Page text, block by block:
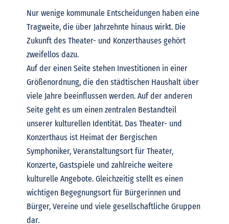
Nur wenige kommunale Entscheidungen haben eine
Tragweite, die über Jahrzehnte hinaus wirkt. Die
Zukunft des Theater- und Konzerthauses gehört
zweifellos dazu.
Auf der einen Seite stehen Investitionen in einer
Größenordnung, die den städtischen Haushalt über
viele Jahre beeinflussen werden. Auf der anderen
Seite geht es um einen zentralen Bestandteil
unserer kulturellen Identität. Das Theater- und
Konzerthaus ist Heimat der Bergischen
Symphoniker, Veranstaltungsort für Theater,
Konzerte, Gastspiele und zahlreiche weitere
kulturelle Angebote. Gleichzeitig stellt es einen
wichtigen Begegnungsort für Bürgerinnen und
Bürger, Vereine und viele gesellschaftliche Gruppen
dar.